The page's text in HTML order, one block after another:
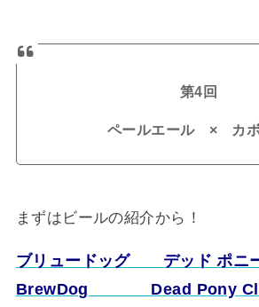
第4回
ペールエール × カボ
まずはビールの紹介から！
ブリュードッグ デッド ポニ
BrewDog Dead Pony